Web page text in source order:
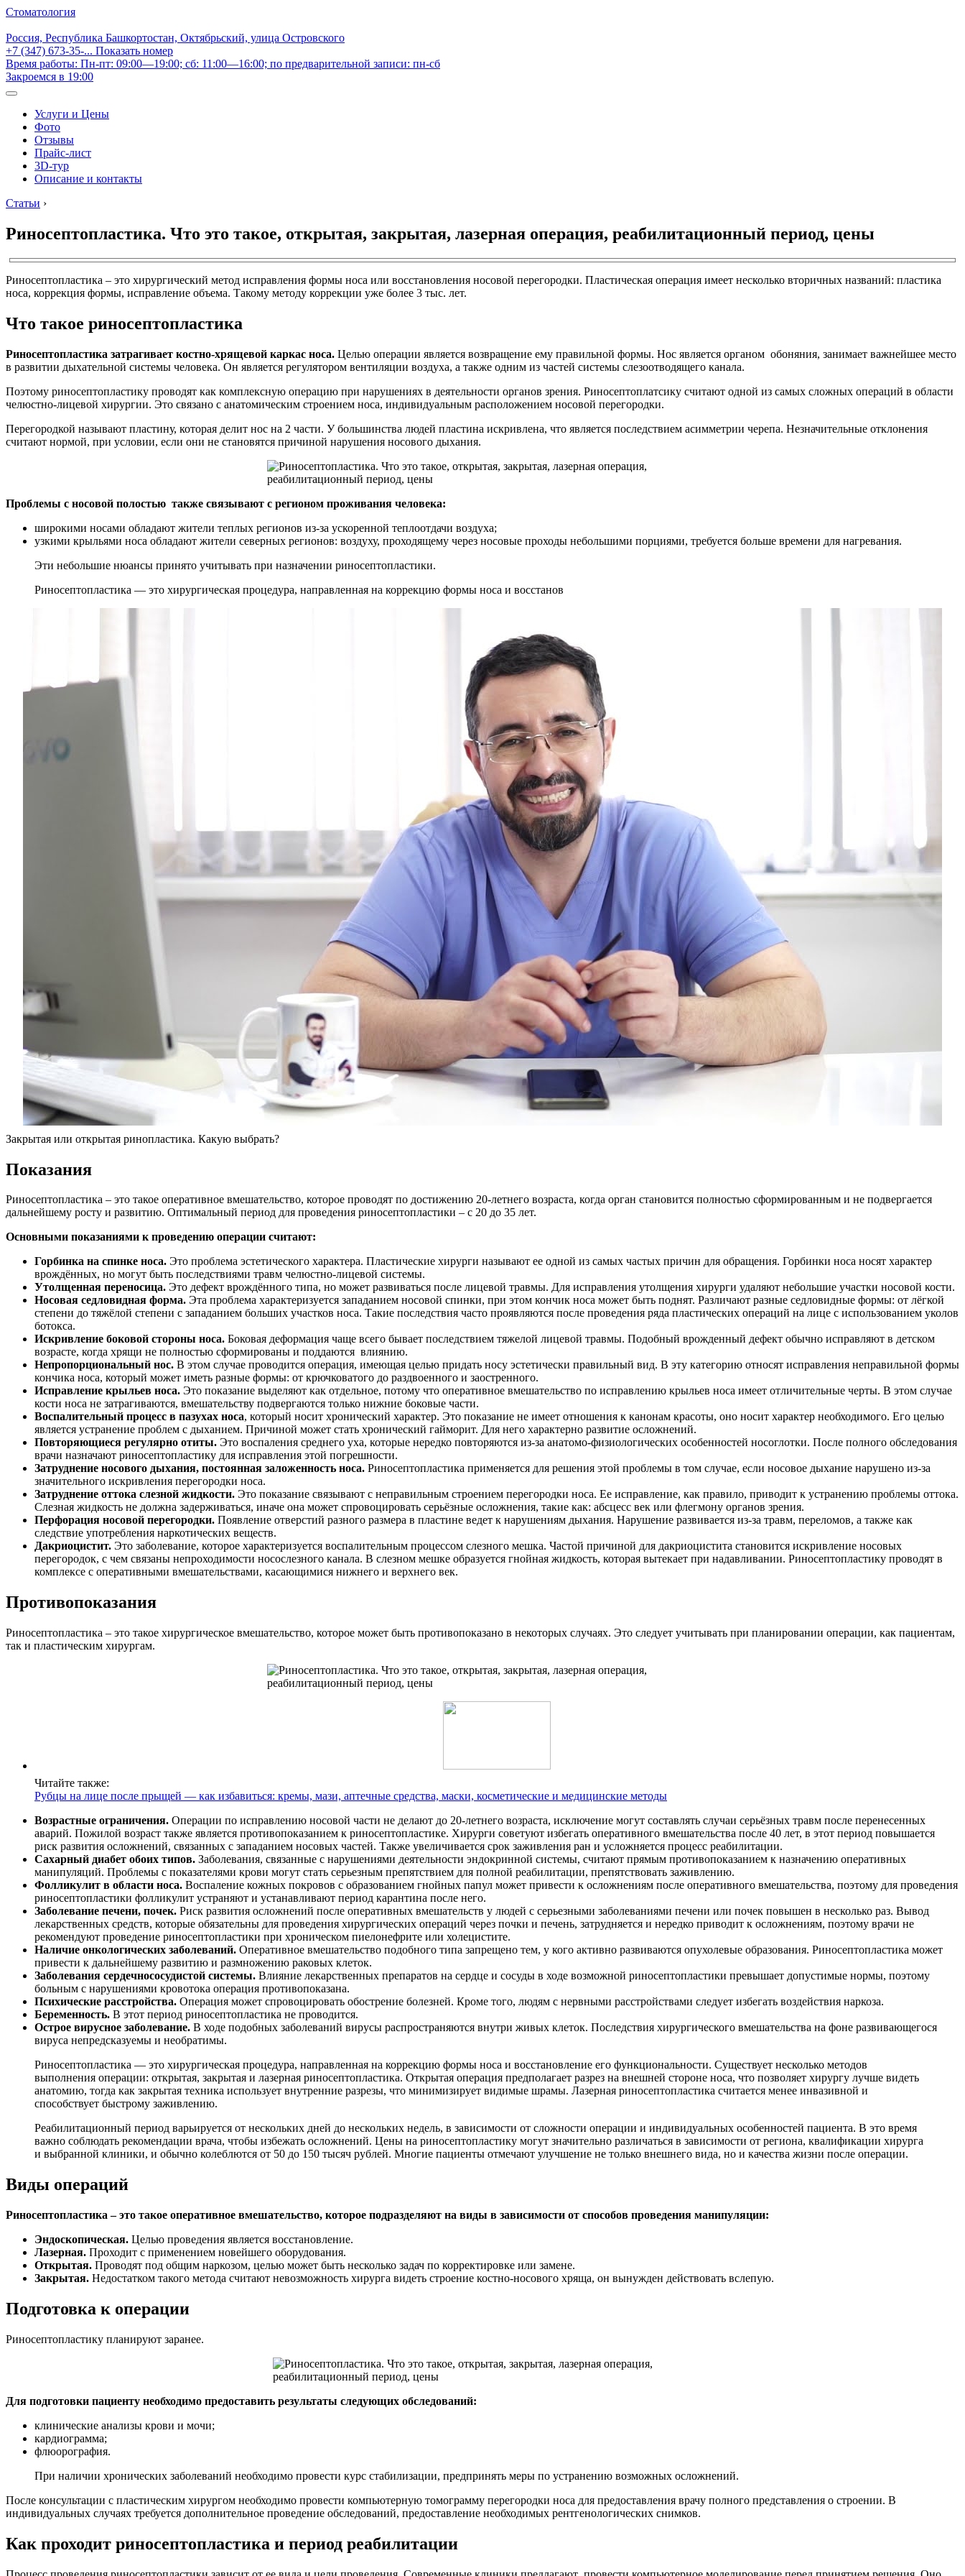
Стоматология
Россия, Республика Башкортостан, Октябрьский, улица Островского
+7 (347) 673-35-... Показать номер
Время работы: Пн-пт: 09:00—19:00; сб: 11:00—16:00; по предварительной записи: пн-сб
Закроемся в 19:00
Услуги и Цены
Фото
Отзывы
Прайс-лист
3D-тур
Описание и контакты
Статьи ›
Риносептопластика. Что это такое, открытая, закрытая, лазерная операция, реабилитационный период, цены
Риносептопластика – это хирургический метод исправления формы носа или восстановления носовой перегородки. Пластическая операция имеет несколько вторичных названий: пластика
носа, коррекция формы, исправление объема. Такому методу коррекции уже более 3 тыс. лет.
Что такое риносептопластика
Риносептопластика затрагивает костно-хрящевой каркас носа. Целью операции является возвращение ему правильной формы. Нос является органом обоняния, занимает важнейшее место
в развитии дыхательной системы человека. Он является регулятором вентиляции воздуха, а также одним из частей системы слезоотводящего канала.
Поэтому риносептопластику проводят как комплексную операцию при нарушениях в деятельности органов зрения. Риносептоплатсику считают одной из самых сложных операций в области
челюстно-лицевой хирургии. Это связано с анатомическим строением носа, индивидуальным расположением носовой перегородки.
Перегородкой называют пластину, которая делит нос на 2 части. У большинства людей пластина искривлена, что является последствием асимметрии черепа. Незначительные отклонения
считают нормой, при условии, если они не становятся причиной нарушения носового дыхания.
Проблемы с носовой полостью также связывают с регионом проживания человека:
широкими носами обладают жители теплых регионов из-за ускоренной теплоотдачи воздуха;
узкими крыльями носа обладают жители северных регионов: воздуху, проходящему через носовые проходы небольшими порциями, требуется больше времени для нагревания.
Эти небольшие нюансы принято учитывать при назначении риносептопластики.
Риносептопластика — это хирургическая процедура, направленная на коррекцию формы носа и восстанов
Закрытая или открытая ринопластика. Какую выбрать?
Показания
Риносептопластика – это такое оперативное вмешательство, которое проводят по достижению 20-летнего возраста, когда орган становится полностью сформированным и не подвергается
дальнейшему росту и развитию. Оптимальный период для проведения риносептопластики – с 20 до 35 лет.
Основными показаниями к проведению операции считают:
Горбинка на спинке носа. Это проблема эстетического характера. Пластические хирурги называют ее одной из самых частых причин для обращения. Горбинки носа носят характер
врождённых, но могут быть последствиями травм челюстно-лицевой системы.
Утолщенная переносица. Это дефект врождённого типа, но может развиваться после лицевой травмы. Для исправления утолщения хирурги удаляют небольшие участки носовой кости.
Носовая седловидная форма. Эта проблема характеризуется западанием носовой спинки, при этом кончик носа может быть поднят. Различают разные седловидные формы: от лёгкой
степени до тяжёлой степени с западанием больших участков носа. Такие последствия часто проявляются после проведения ряда пластических операций на лице с использованием уколов
ботокса.
Искривление боковой стороны носа. Боковая деформация чаще всего бывает последствием тяжелой лицевой травмы. Подобный врожденный дефект обычно исправляют в детском
возрасте, когда хрящи не полностью сформированы и поддаются влиянию.
Непропорциональный нос. В этом случае проводится операция, имеющая целью придать носу эстетически правильный вид. В эту категорию относят исправления неправильной формы
кончика носа, который может иметь разные формы: от крючковатого до раздвоенного и заостренного.
Исправление крыльев носа. Это показание выделяют как отдельное, потому что оперативное вмешательство по исправлению крыльев носа имеет отличительные черты. В этом случае
кости носа не затрагиваются, вмешательству подвергаются только нижние боковые части.
Воспалительный процесс в пазухах носа, который носит хронический характер. Это показание не имеет отношения к канонам красоты, оно носит характер необходимого. Его целью
является устранение проблем с дыханием. Причиной может стать хронический гайморит. Для него характерно развитие осложнений.
Повторяющиеся регулярно отиты. Это воспаления среднего уха, которые нередко повторяются из-за анатомо-физиологических особенностей носоглотки. После полного обследования
врачи назначают риносептопластику для исправления этой погрешности.
Затруднение носового дыхания, постоянная заложенность носа. Риносептопластика применяется для решения этой проблемы в том случае, если носовое дыхание нарушено из-за
значительного искривления перегородки носа.
Затруднение оттока слезной жидкости. Это показание связывают с неправильным строением перегородки носа. Ее исправление, как правило, приводит к устранению проблемы оттока.
Слезная жидкость не должна задерживаться, иначе она может спровоцировать серьёзные осложнения, такие как: абсцесс век или флегмону органов зрения.
Перфорация носовой перегородки. Появление отверстий разного размера в пластине ведет к нарушениям дыхания. Нарушение развивается из-за травм, переломов, а также как
следствие употребления наркотических веществ.
Дакриоцистит. Это заболевание, которое характеризуется воспалительным процессом слезного мешка. Частой причиной для дакриоцистита становится искривление носовых
перегородок, с чем связаны непроходимости носослезного канала. В слезном мешке образуется гнойная жидкость, которая вытекает при надавливании. Риносептопластику проводят в
комплексе с оперативными вмешательствами, касающимися нижнего и верхнего век.
Противопоказания
Риносептопластика – это такое хирургическое вмешательство, которое может быть противопоказано в некоторых случаях. Это следует учитывать при планировании операции, как пациентам,
так и пластическим хирургам.
Читайте также:
Рубцы на лице после прыщей — как избавиться: кремы, мази, аптечные средства, маски, косметические и медицинские методы
Возрастные ограничения. Операции по исправлению носовой части не делают до 20-летнего возраста, исключение могут составлять случаи серьёзных травм после перенесенных
аварий. Пожилой возраст также является противопоказанием к риносептопластике. Хирурги советуют избегать оперативного вмешательства после 40 лет, в этот период повышается
риск развития осложнений, связанных с западанием носовых частей. Также увеличивается срок заживления ран и усложняется процесс реабилитации.
Сахарный диабет обоих типов. Заболевания, связанные с нарушениями деятельности эндокринной системы, считают прямым противопоказанием к назначению оперативных
манипуляций. Проблемы с показателями крови могут стать серьезным препятствием для полной реабилитации, препятствовать заживлению.
Фолликулит в области носа. Воспаление кожных покровов с образованием гнойных папул может привести к осложнениям после оперативного вмешательства, поэтому для проведения
риносептопластики фолликулит устраняют и устанавливают период карантина после него.
Заболевание печени, почек. Риск развития осложнений после оперативных вмешательств у людей с серьезными заболеваниями печени или почек повышен в несколько раз. Вывод
лекарственных средств, которые обязательны для проведения хирургических операций через почки и печень, затрудняется и нередко приводит к осложнениям, поэтому врачи не
рекомендуют проведение риносептопластики при хроническом пиелонефрите или холецистите.
Наличие онкологических заболеваний. Оперативное вмешательство подобного типа запрещено тем, у кого активно развиваются опухолевые образования. Риносептопластика может
привести к дальнейшему развитию и размножению раковых клеток.
Заболевания сердечнососудистой системы. Влияние лекарственных препаратов на сердце и сосуды в ходе возможной риносептопластики превышает допустимые нормы, поэтому
больным с нарушениями кровотока операция противопоказана.
Психические расстройства. Операция может спровоцировать обострение болезней. Кроме того, людям с нервными расстройствами следует избегать воздействия наркоза.
Беременность. В этот период риносептопластика не проводится.
Острое вирусное заболевание. В ходе подобных заболеваний вирусы распространяются внутри живых клеток. Последствия хирургического вмешательства на фоне развивающегося
вируса непредсказуемы и необратимы.
Риносептопластика — это хирургическая процедура, направленная на коррекцию формы носа и восстановление его функциональности. Существует несколько методов
выполнения операции: открытая, закрытая и лазерная риносептопластика. Открытая операция предполагает разрез на внешней стороне носа, что позволяет хирургу лучше видеть
анатомию, тогда как закрытая техника использует внутренние разрезы, что минимизирует видимые шрамы. Лазерная риносептопластика считается менее инвазивной и
способствует быстрому заживлению.
Реабилитационный период варьируется от нескольких дней до нескольких недель, в зависимости от сложности операции и индивидуальных особенностей пациента. В это время
важно соблюдать рекомендации врача, чтобы избежать осложнений. Цены на риносептопластику могут значительно различаться в зависимости от региона, квалификации хирурга
и выбранной клиники, и обычно колеблются от 50 до 150 тысяч рублей. Многие пациенты отмечают улучшение не только внешнего вида, но и качества жизни после операции.
Виды операций
Риносептопластика – это такое оперативное вмешательство, которое подразделяют на виды в зависимости от способов проведения манипуляции:
Эндоскопическая. Целью проведения является восстановление.
Лазерная. Проходит с применением новейшего оборудования.
Открытая. Проводят под общим наркозом, целью может быть несколько задач по корректировке или замене.
Закрытая. Недостатком такого метода считают невозможность хирурга видеть строение костно-носового хряща, он вынужден действовать вслепую.
Подготовка к операции
Риносептопластику планируют заранее.
Для подготовки пациенту необходимо предоставить результаты следующих обследований:
клинические анализы крови и мочи;
кардиограмма;
флюорография.
При наличии хронических заболеваний необходимо провести курс стабилизации, предпринять меры по устранению возможных осложнений.
После консультации с пластическим хирургом необходимо провести компьютерную томограмму перегородки носа для предоставления врачу полного представления о строении. В
индивидуальных случаях требуется дополнительное проведение обследований, предоставление необходимых рентгенологических снимков.
Как проходит риносептопластика и период реабилитации